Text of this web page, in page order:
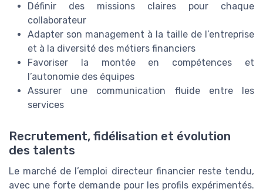
Définir des missions claires pour chaque
collaborateur
Adapter son management à la taille de l’entreprise
et à la diversité des métiers financiers
Favoriser la montée en compétences et
l’autonomie des équipes
Assurer une communication fluide entre les
services
Recrutement, fidélisation et évolution
des talents
Le marché de l’emploi directeur financier reste tendu,
avec une forte demande pour les profils expérimentés.